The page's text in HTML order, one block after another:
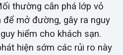
thường cắn phá lớp vỏ
mở đường, gây ra nguy
hiểm cho khách sạn.
hiện sớm các rủi ro này